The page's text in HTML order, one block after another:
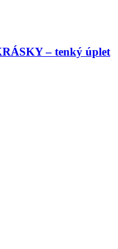
– tenký úplet